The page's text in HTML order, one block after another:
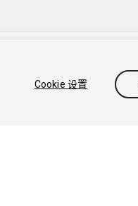
Cookie 设置